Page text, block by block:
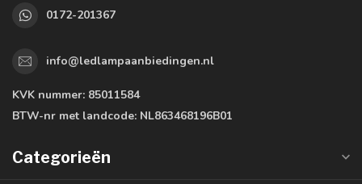
0172-201367
info@ledlampaanbiedingen.nl
KVK nummer: 85011584
BTW-nr met landcode: NL863468196B01
Categorieën